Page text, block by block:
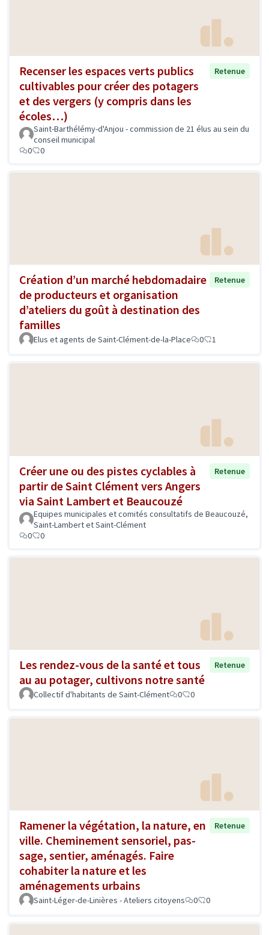
Recenser les espaces verts publics
cultivables pour créer des potagers
et des vergers (y compris dans les
écoles…)
Retenue
Saint-Barthélémy-d'Anjou - commission de 21 élus au sein du
conseil municipal
0
0
Création d’un marché hebdomadaire
de producteurs et organisation
d’ateliers du goût à destination des
familles
Retenue
Elus et agents de Saint-Clément-de-la-Place 0 1
Créer une ou des pistes cyclables à
partir de Saint Clément vers Angers
via Saint Lambert et Beaucouzé
Retenue
Equipes municipales et comités consultatifs de Beaucouzé,
Saint-Lambert et Saint-Clément
0
0
Les rendez-vous de la santé et tous
au au potager, cultivons notre santé
Retenue
Collectif d'habitants de Saint-Clément 0 0
Ramener la végétation, la nature, en
ville. Cheminement sensoriel, pas-
sage, sentier, aménagés. Faire
cohabiter la nature et les
aménagements urbains
Retenue
Saint-Léger-de-Linières - Ateliers citoyens 0 0